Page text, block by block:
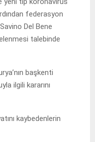
federasyon
Del Bene
talebinde
başkenti
ilgili kararını
kaybedenlerin